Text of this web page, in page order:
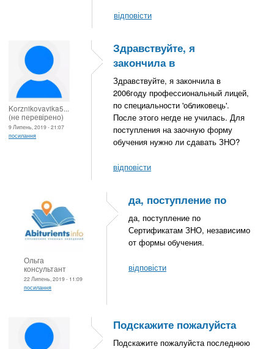
відповісти
Korznikovavika5...
(не перевірено)
9 Липень, 2019 - 21:07
посилання
Здравствуйте, я
закончила в
Здравствуйте, я закончила в
2006году профессиональный лицей,
по специальности 'обликовець'.
После этого негде не училась. Для
поступления на заочную форму
обучения нужно ли сдавать ЗНО?
відповісти
Ольга
консультант
22 Липень, 2019 - 11:09
посилання
да, поступление по
да, поступление по
Сертификатам ЗНО, независимо
от формы обучения.
відповісти
Подскажите пожалуйста
Подскажите пожалуйста последнюю